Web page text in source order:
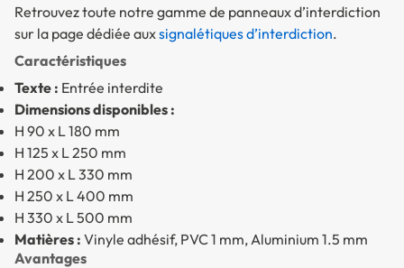
Retrouvez toute notre gamme de panneaux d’interdiction
sur la page dédiée auxsignalétiques d’interdiction.
Caractéristiques
Texte : Entrée interdite
Dimensions disponibles :
H 90 x L 180 mm
H 125 x L 250 mm
H 200 x L 330 mm
H 250 x L 400 mm
H 330 x L 500 mm
Matières : Vinyle adhésif, PVC 1 mm, Aluminium 1.5 mm
Avantages